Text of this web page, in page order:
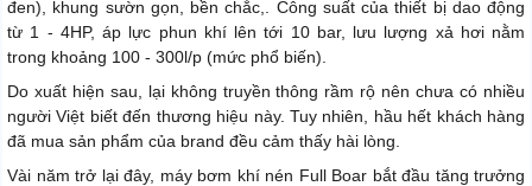
đen), khung sườn gọn, bền chắc,. Công suất của thiết bị dao động
từ 1 - 4HP, áp lực phun khí lên tới 10 bar, lưu lượng xả hơi nằm
trong khoảng 100 - 300l/p (mức phổ biến).
Do xuất hiện sau, lại không truyền thông rầm rộ nên chưa có nhiều
người Việt biết đến thương hiệu này. Tuy nhiên, hầu hết khách hàng
đã mua sản phẩm của brand đều cảm thấy hài lòng.
Vài năm trở lại đây, máy bơm khí nén Full Boar bắt đầu tăng trưởng